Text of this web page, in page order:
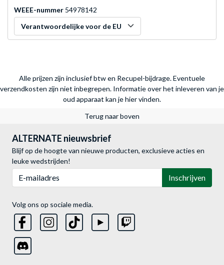
WEEE-nummer 54978142
Verantwoordelijke voor de EU
Alle prijzen zijn inclusief btw en Recupel-bijdrage. Eventuele
verzendkosten zijn niet inbegrepen. Informatie over het inleveren van je
oud apparaat kan je hier vinden.
Terug naar boven
ALTERNATE nieuwsbrief
Blijf op de hoogte van nieuwe producten, exclusieve acties en
leuke wedstrijden!
Inschrijven
Volg ons op sociale media.